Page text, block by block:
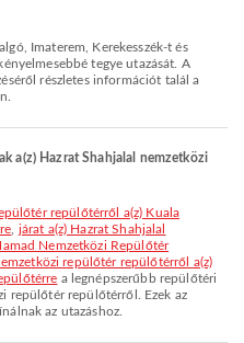
tegye utazását. A
részletes információt talál a
a(z) Hazrat Shahjalal nemzetközi
járat a(z) Hazrat Shahjalal
Nemzetközi Repülőtér
repülőtér repülőtérről a(z)
a legnépszerűbb repülőtéri
repülőtér repülőtérről. Ezek az
az utazáshoz.